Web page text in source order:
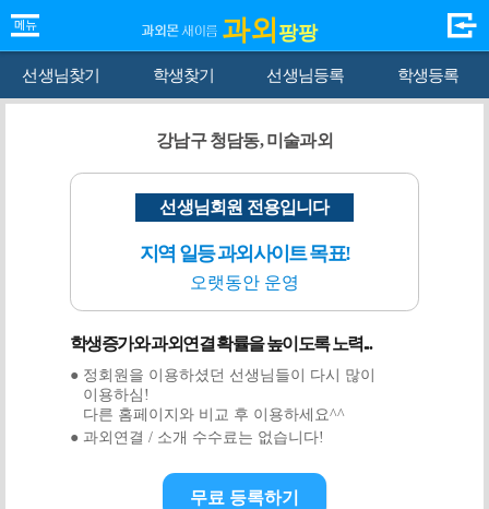
과외 팡팡
선생님찾기 학생찾기 선생님등록 학생등록
강남구 청담동, 미술과외
선생님회원 전용입니다
지역 일등 과외사이트 목표!
오랫동안 운영
학생증가와 과외연결 확률을 높이도록 노력...
● 정회원을 이용하셨던 선생님들이 다시 많이
이용하심!
다른 홈페이지와 비교 후 이용하세요^^
● 과외연결 / 소개 수수료는 없습니다!
무료 등록하기